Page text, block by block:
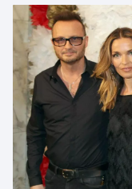
Abraham
vistiendo una